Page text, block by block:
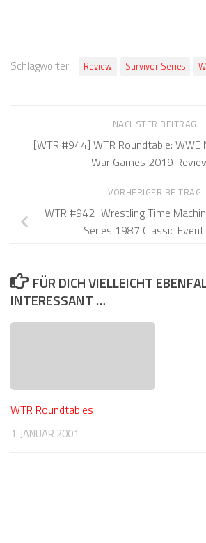
Schlagwörter: Review Survivor Series
NÄCHSTER BEITRAG
[WTR #944] WTR Roundtable: WWE
War Games 2019
VORHERIGER BEITRAG
[WTR #942] Wrestling Time
Series 1987 Classic
FÜR DICH VIELLEICHT
INTERESSANT …
WTR Roundtables
1. JANUAR 2001